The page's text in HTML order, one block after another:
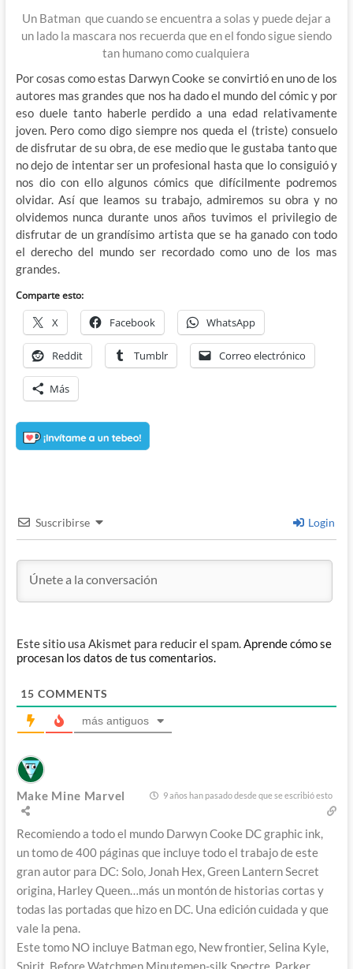
Un Batman que cuando se encuentra a solas y puede dejar a
un lado la mascara nos recuerda que en el fondo sigue siendo
tan humano como cualquiera
Por cosas como estas Darwyn Cooke se convirtió en uno de los
autores mas grandes que nos ha dado el mundo del cómic y por
eso duele tanto haberle perdido a una edad relativamente
joven. Pero como digo siempre nos queda el (triste) consuelo
de disfrutar de su obra, de ese medio que le gustaba tanto que
no dejo de intentar ser un profesional hasta que lo consiguió y
nos dio con ello algunos cómics que difícilmente podremos
olvidar. Así que leamos su trabajo, admiremos su obra y no
olvidemos nunca durante unos años tuvimos el privilegio de
disfrutar de un grandísimo artista que se ha ganado con todo
el derecho del mundo ser recordado como uno de los mas
grandes.
Comparte esto:
X Facebook WhatsApp
Reddit Tumblr Correo electrónico
Más
Suscribirse Login
Este sitio usa Akismet para reducir el spam.Aprende cómo se
procesan los datos de tus comentarios.
15 COMMENTS
más antiguos
Make Mine Marvel 9 años han pasado desde que se escribió esto
Recomiendo a todo el mundo Darwyn Cooke DC graphic ink,
un tomo de 400 páginas que incluye todo el trabajo de este
gran autor para DC: Solo, Jonah Hex, Green Lantern Secret
origina, Harley Queen…más un montón de historias cortas y
todas las portadas que hizo en DC. Una edición cuidada y que
vale la pena.
Este tomo NO incluye Batman ego, New frontier, Selina Kyle,
Spirit, Before Watchmen Minutemen-silk Spectre, Parker….